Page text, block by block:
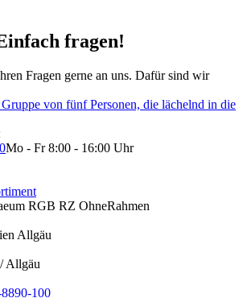
fragen!
Fragen gerne an uns. Dafür sind wir
Mo - Fr 8:00 - 16:00 Uhr
Allgäu
Allgäu
100